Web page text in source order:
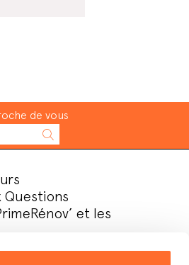
de vous
Questions
et les